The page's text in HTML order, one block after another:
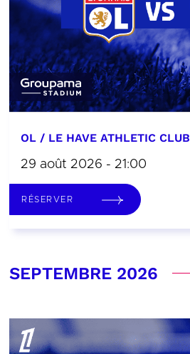
OL / LE HAVE ATHLETIC CLUB
29 août 2026 - 21:00
RÉSERVER
SEPTEMBRE 2026